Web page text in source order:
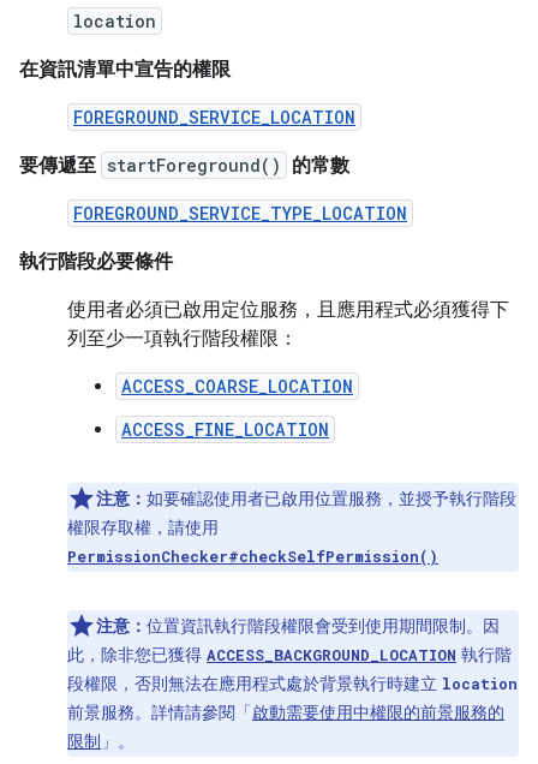
location
在資訊清單中宣告的權限
FOREGROUND_SERVICE_LOCATION
要傳遞至 startForeground() 的常數
FOREGROUND_SERVICE_TYPE_LOCATION
執行階段必要條件
使用者必須已啟用定位服務，且應用程式必須獲得下
列至少一項執行階段權限：
ACCESS_COARSE_LOCATION
ACCESS_FINE_LOCATION
注意： 如要確認使用者已啟用位置服務，並授予執行階段
權限存取權，請使用
PermissionChecker#checkSelfPermission()
注意： 位置資訊執行階段權限會受到使用期間限制。因
此，除非您已獲得 ACCESS_BACKGROUND_LOCATION 執行階
段權限，否則無法在應用程式處於背景執行時建立 location
前景服務。詳情請參閱「啟動需要使用中權限的前景服務的
限制 」。